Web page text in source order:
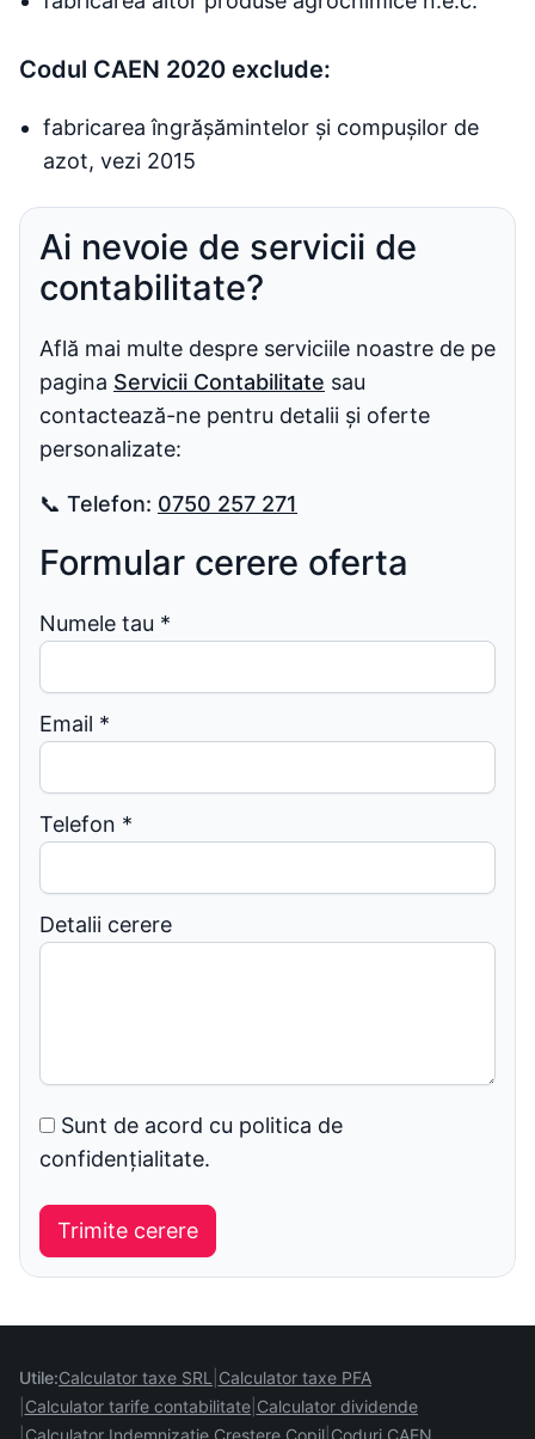
Codul CAEN 2020 exclude:
fabricarea îngrășămintelor și compușilor de
azot, vezi 2015
Ai nevoie de servicii de
contabilitate?
Află mai multe despre serviciile noastre de pe
pagina Servicii Contabilitate sau
contactează-ne pentru detalii și oferte
personalizate:
📞 Telefon: 0750 257 271
Formular cerere oferta
Numele tau *
Email *
Telefon *
Detalii cerere
Sunt de acord cu politica de
confidențialitate.
Utile:Calculator taxe SRL
Calculator taxe PFA
Calculator tarife contabilitate Calculator dividende
Calculator Indemnizație Creștere Copil Coduri CAEN